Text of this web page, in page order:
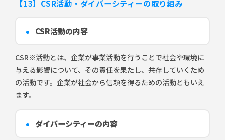
【13】CSR活動・ダイバーシティーの取り組み
CSR活動の内容
CSR※活動とは、企業が事業活動を行うことで社会や環境に
与える影響について、その責任を果たし、共存していくため
の活動です。企業が社会から信頼を得るための活動ともいえ
ます。
ダイバーシティーの内容